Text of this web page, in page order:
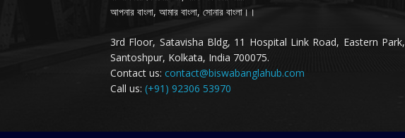
আপনার বাংলা, আমার বাংলা, সোনার বাংলা।।
3rd Floor, Satavisha Bldg, 11 Hospital Link Road, Eastern Park,
Santoshpur, Kolkata, India 700075.
Contact us: contact@biswabanglahub.com
Call us: (+91) 92306 53970